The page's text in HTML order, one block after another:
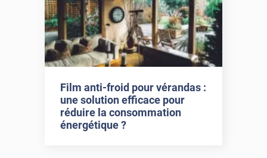
Film anti-froid pour vérandas :
une solution efficace pour
réduire la consommation
énergétique ?